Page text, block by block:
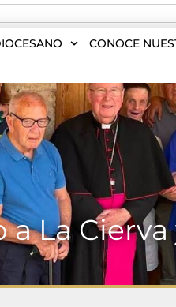
CONOCE
La